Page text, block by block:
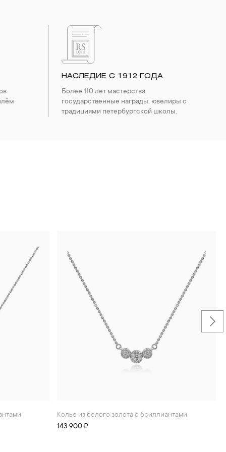
НАСЛЕДИЕ С 1912 ГОДА
Более 110 лет мастерства,
государственные награды, ювелиры с
традициями петербургской школы.
Колье из белого золота с бриллиантами
143 900 ₽